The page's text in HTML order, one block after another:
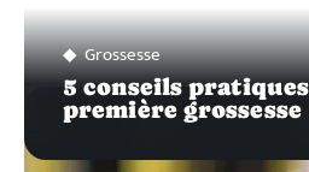
Grossesse
5 conseils
première grossesse